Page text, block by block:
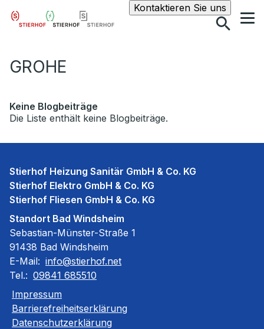
Kontaktieren Sie unsSuche
GROHE
Keine Blogbeiträge
Die Liste enthält keine Blogbeiträge.
Stierhof Heizung Sanitär GmbH & Co. KG
Stierhof Elektro GmbH & Co. KG
Stierhof Fliesen GmbH & Co. KG
Standort Bad Windsheim
Sebastian-Münster-Straße 1
91438 Bad Windsheim
E-Mail: info@stierhof.net
Tel.: 09841 685510
Impressum
Barrierefreiheitserklärung
Datenschutzerklärung